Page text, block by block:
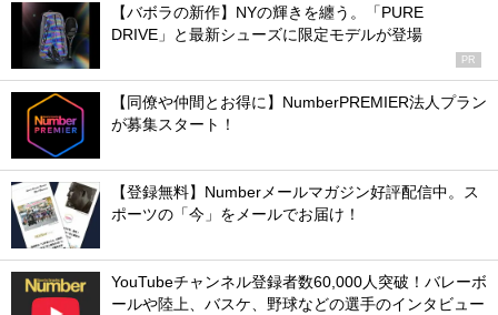
【バボラの新作】NYの輝きを纏う。「PURE
DRIVE」と最新シューズに限定モデルが登場
PR
【同僚や仲間とお得に】NumberPREMIER法人プラン
が募集スタート！
【登録無料】Numberメールマガジン好評配信中。ス
ポーツの「今」をメールでお届け！
YouTubeチャンネル登録者数60,000人突破！バレーボ
ールや陸上、バスケ、野球などの選手のインタビュー